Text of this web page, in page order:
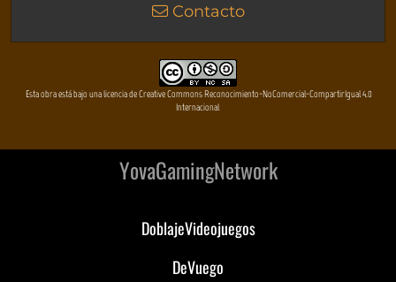
Contacto
Esta obra está bajo una licencia de Creative Commons Reconocimiento-NoComercial-CompartirIgual 4.0
Internacional
YovaGamingNetwork
DoblajeVideojuegos
DeVuego